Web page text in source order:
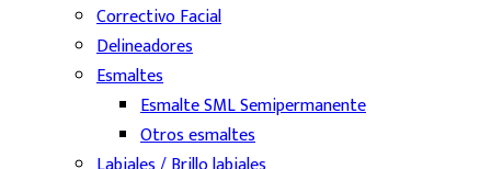
Correctivo Facial
Delineadores
Esmaltes
Esmalte SML Semipermanente
Otros esmaltes